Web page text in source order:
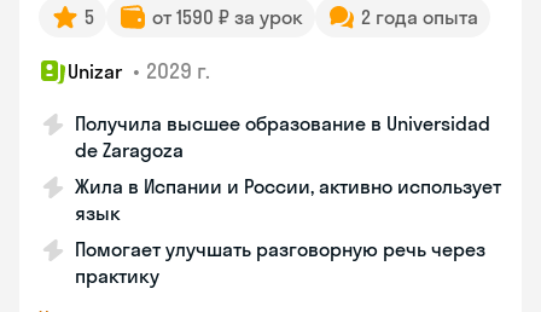
5 от 1590 ₽ за урок 2 года опыта
Unizar • 2029 г.
Получила высшее образование в Universidad
de Zaragoza
Жила в Испании и России, активно использует
язык
Помогает улучшать разговорную речь через
практику